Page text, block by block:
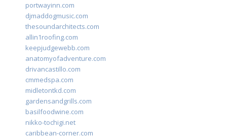
portwayinn.com
djmaddogmusic.com
thesoundarchitects.com
allin1roofing.com
keepjudgewebb.com
anatomyofadventure.com
drivancastillo.com
cmmedspa.com
midletontkd.com
gardensandgrills.com
basilfoodwine.com
nikko-tochigi.net
caribbean-corner.com